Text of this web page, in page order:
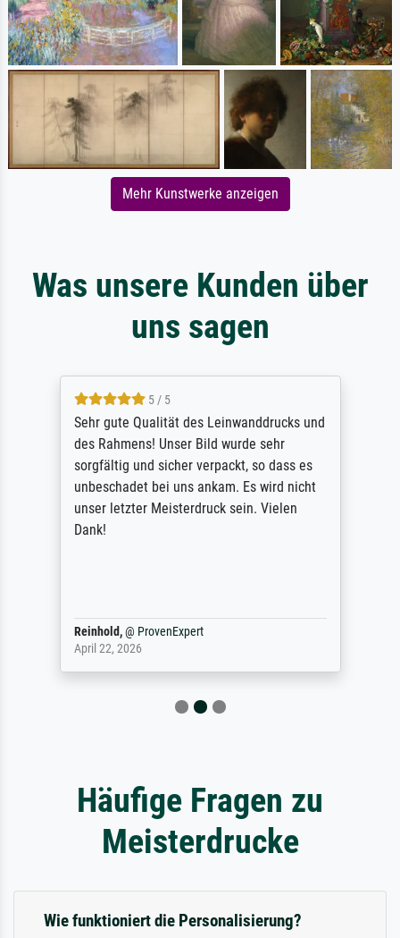
Mehr Kunstwerke anzeigen
Was unsere Kunden über
uns sagen
5 / 5
Sehr gute Qualität des Leinwanddrucks und
des Rahmens! Unser Bild wurde sehr
sorgfältig und sicher verpackt, so dass es
unbeschadet bei uns ankam. Es wird nicht
unser letzter Meisterdruck sein. Vielen
Dank!
Reinhold,@ ProvenExpert
April 22, 2026
Häufige Fragen zu
Meisterdrucke
Wie funktioniert die Personalisierung?